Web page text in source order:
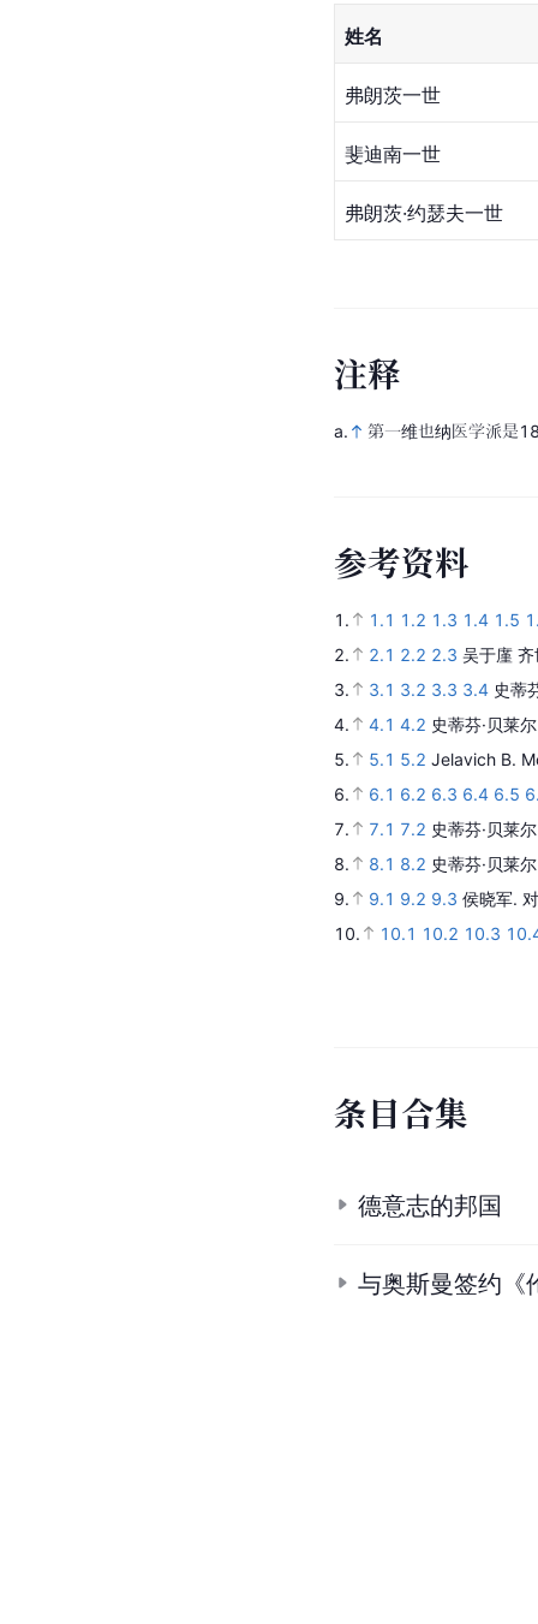
姓名
弗朗茨一世
斐迪南一世
弗朗茨·约瑟夫一世
注释
a. 第一维也纳医学派是
参考资料
1. 1.1 1.2 1.3 1.4 1.5
2.
2.1 2.2 2.3 吴于廑
3.
3.1 3.2 3.3 3.4 史蒂
4.
4.1 4.2 史蒂芬·贝莱
5.
5.1 5.2 Jelavich B.
6.
6.1 6.2 6.3 6.4 6.5
7.
7.1 7.2 史蒂芬·贝莱
8.
8.1 8.2 史蒂芬·贝莱
9.
9.1 9.2 9.3 侯晓军.
10.
10.1 10.2 10.3
条目合集
德意志的邦国
与奥斯曼签约《